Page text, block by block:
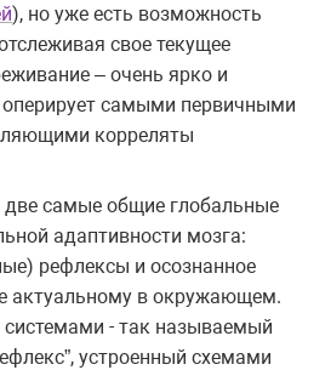
), но уже есть возможность
свое текущее
– очень ярко и
оперирует самыми первичными
корреляты
две самые общие глобальные
адаптивности мозга:
рефлексы и осознанное
актуальному в окружающем.
- так называемый
устроенный схемами